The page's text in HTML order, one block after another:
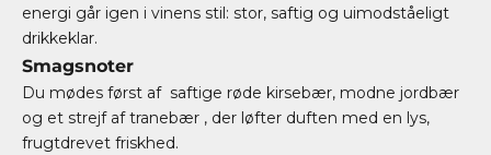
energi går igen i vinens stil: stor, saftig og uimodståeligt
drikkeklar.
Smagsnoter
Du mødes først af saftige røde kirsebær, modne jordbær
og et strejf af tranebær , der løfter duften med en lys,
frugtdrevet friskhed.